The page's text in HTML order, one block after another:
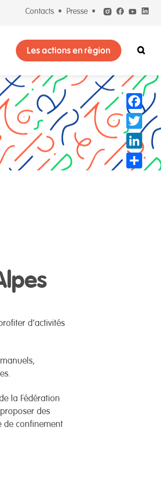
Contacts Presse
Les actions en région
d’activités
la Fédération
des
de confinement
Facebook
Twitter
LinkedIn